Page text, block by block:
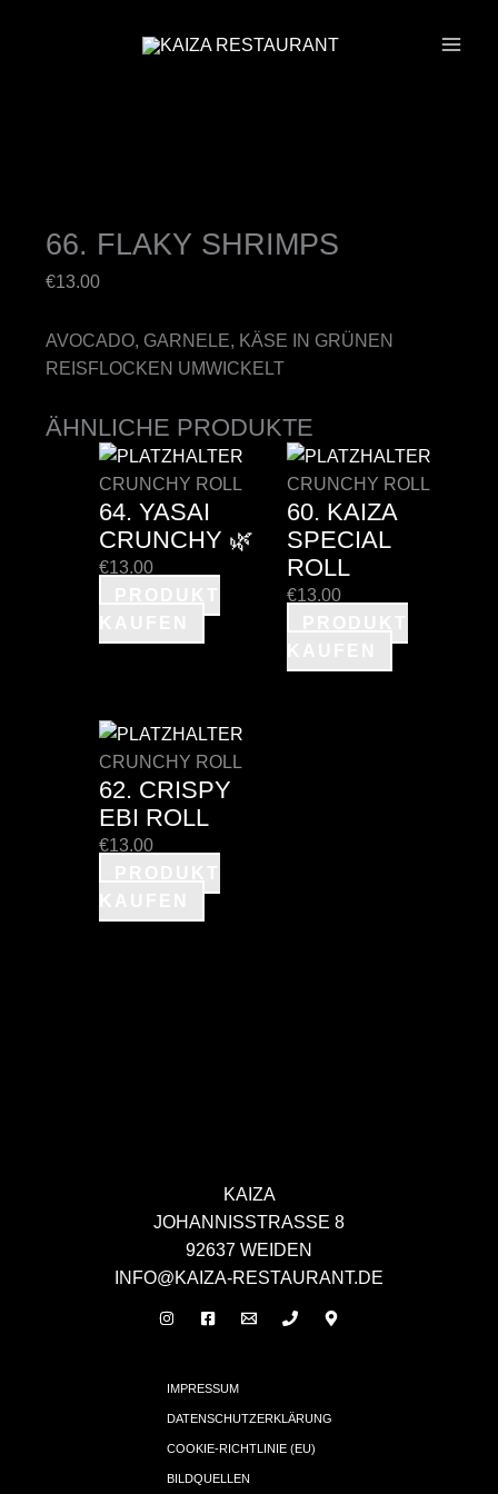
66. FLAKY SHRIMPS
€13.00
AVOCADO, GARNELE, KÄSE IN GRÜNEN
REISFLOCKEN UMWICKELT
ÄHNLICHE PRODUKTE
CRUNCHY ROLL
64. YASAI
CRUNCHY 🌿
€13.00
CRUNCHY ROLL
60. KAIZA
SPECIAL
ROLL
€13.00
CRUNCHY ROLL
62. CRISPY
EBI ROLL
€13.00
KAIZA
JOHANNISSTRASSE 8
92637 WEIDEN
INFO@KAIZA-RESTAURANT.DE
IMPRESSUM
DATENSCHUTZERKLÄRUNG
COOKIE-RICHTLINIE (EU)
BILDQUELLEN